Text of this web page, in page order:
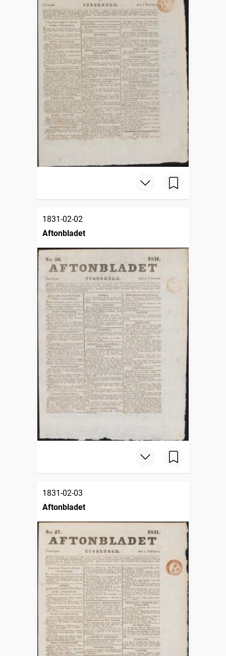
1831-02-02
Aftonbladet
1831-02-03
Aftonbladet